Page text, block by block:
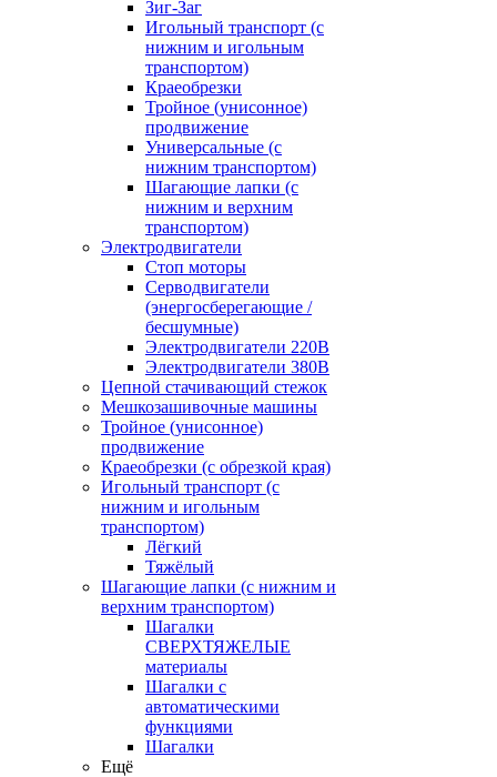
Зиг-Заг
Игольный транспорт (с
нижним и игольным
транспортом)
Краеобрезки
Тройное (унисонное)
продвижение
Универсальные (с
нижним транспортом)
Шагающие лапки (с
нижним и верхним
транспортом)
Электродвигатели
Стоп моторы
Серводвигатели
(энергосберегающие /
бесшумные)
Электродвигатели 220В
Электродвигатели 380В
Цепной стачивающий стежок
Мешкозашивочные машины
Тройное (унисонное)
продвижение
Краеобрезки (с обрезкой края)
Игольный транспорт (с
нижним и игольным
транспортом)
Лёгкий
Тяжёлый
Шагающие лапки (с нижним и
верхним транспортом)
Шагалки
СВЕРХТЯЖЕЛЫЕ
материалы
Шагалки с
автоматическими
функциями
Шагалки
Ещё